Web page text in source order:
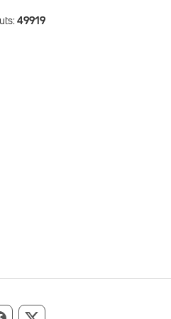
49919